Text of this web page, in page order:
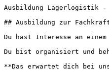
Ausbildung
## Ausbildung zur
Du hast Interesse an einem
Du bist organisiert und
**Das erwartet dich bei